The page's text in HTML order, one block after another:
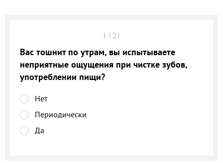
1 /21
Вас тошнит по утрам, вы испытываете
неприятные ощущения при чистке зубов,
употреблении пищи?
Нет
Периодически
Да